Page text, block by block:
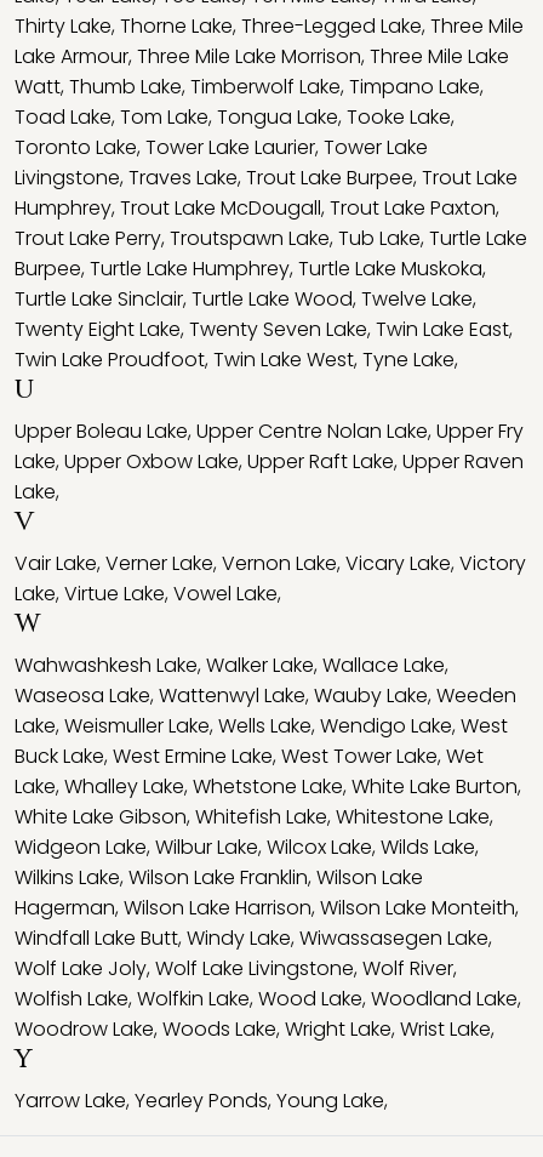
Thirty Lake,Thorne Lake,Three-Legged Lake,Three Mile
Lake Armour,Three Mile Lake Morrison,Three Mile Lake
Watt,Thumb Lake,Timberwolf Lake,Timpano Lake,
Toad Lake,Tom Lake,Tongua Lake,Tooke Lake,
Toronto Lake,Tower Lake Laurier,Tower Lake
Livingstone,Traves Lake,Trout Lake Burpee,Trout Lake
Humphrey,Trout Lake McDougall,Trout Lake Paxton,
Trout Lake Perry,Troutspawn Lake,Tub Lake,Turtle Lake
Burpee,Turtle Lake Humphrey,Turtle Lake Muskoka,
Turtle Lake Sinclair,Turtle Lake Wood,Twelve Lake,
Twenty Eight Lake,Twenty Seven Lake,Twin Lake East,
Twin Lake Proudfoot,Twin Lake West,Tyne Lake,
U
Upper Boleau Lake,Upper Centre Nolan Lake,Upper Fry
Lake,Upper Oxbow Lake,Upper Raft Lake,Upper Raven
Lake,
V
Vair Lake,Verner Lake,Vernon Lake,Vicary Lake,Victory
Lake,Virtue Lake,Vowel Lake,
W
Wahwashkesh Lake,Walker Lake,Wallace Lake,
Waseosa Lake,Wattenwyl Lake,Wauby Lake,Weeden
Lake,Weismuller Lake,Wells Lake,Wendigo Lake,West
Buck Lake,West Ermine Lake,West Tower Lake,Wet
Lake,Whalley Lake,Whetstone Lake,White Lake Burton,
White Lake Gibson,Whitefish Lake,Whitestone Lake,
Widgeon Lake,Wilbur Lake,Wilcox Lake,Wilds Lake,
Wilkins Lake,Wilson Lake Franklin,Wilson Lake
Hagerman,Wilson Lake Harrison,Wilson Lake Monteith,
Windfall Lake Butt,Windy Lake,Wiwassasegen Lake,
Wolf Lake Joly,Wolf Lake Livingstone,Wolf River,
Wolfish Lake,Wolfkin Lake,Wood Lake,Woodland Lake,
Woodrow Lake,Woods Lake,Wright Lake,Wrist Lake,
Y
Yarrow Lake,Yearley Ponds,Young Lake,